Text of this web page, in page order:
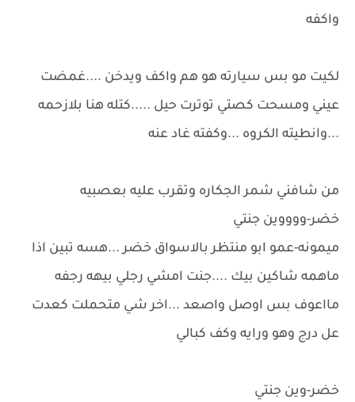
واكفه
لكيت مو بس سيارته هو هم واكف ويدخن ....غمضت
عيني ومسحت كصتي توترت حيل .....كتله هنا بلازحمه
...وانطيته الكروه ...وكفته غاد عنه
من شافني شمر الجكاره وتقرب عليه بعصبيه
خضر-ووووين جنتي
ميمونه-عمو ابو منتظر بالاسواق خضر ...هسه تبين اذا
ماهمه شاكين بيك ....جنت امشي رجلي بيهه رجفه
مااعوف بس اوصل واصعد ...اخر شي متحملت كعدت
عل درج وهو ورايه وكف كبالي
خضر-وين جنتي